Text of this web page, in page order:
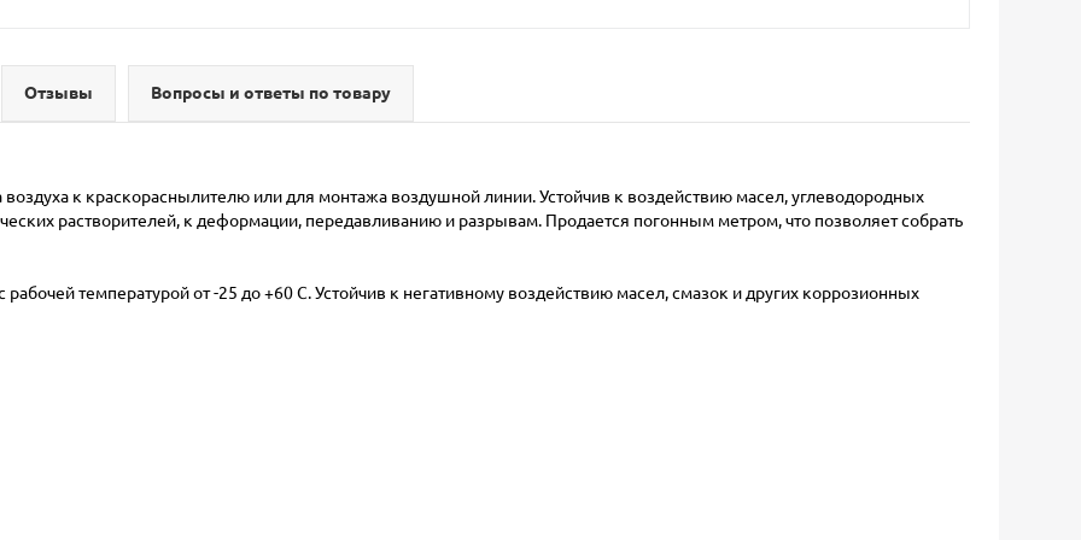
Отзывы Вопросы и ответы по товару
к краскораснылителю или для монтажа воздушной линии. Устойчив к воздействию масел, углеводородных
растворителей, к деформации, передавливанию и разрывам. Продается погонным метром, что позволяет собрать
температурой от -25 до +60 С. Устойчив к негативному воздействию масел, смазок и других коррозионных